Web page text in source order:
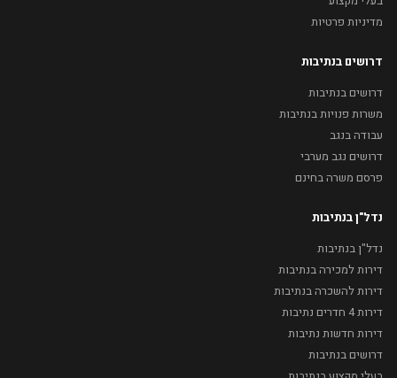
מדיניות פרטיות
דרושים בנתיבות
דרושים בנתיבות
משרות פנויות בנתיבות
עבודה בנגב
דרושים נגב מערבי
פרסם משרה בחינם
נדל"ן בנתיבות
נדל"ן בנתיבות
דירות למכירה בנתיבות
דירות להשכרה בנתיבות
דירות 4 חדרים נתיבות
דירות חדשות נתיבות
דרושים בנתיבות